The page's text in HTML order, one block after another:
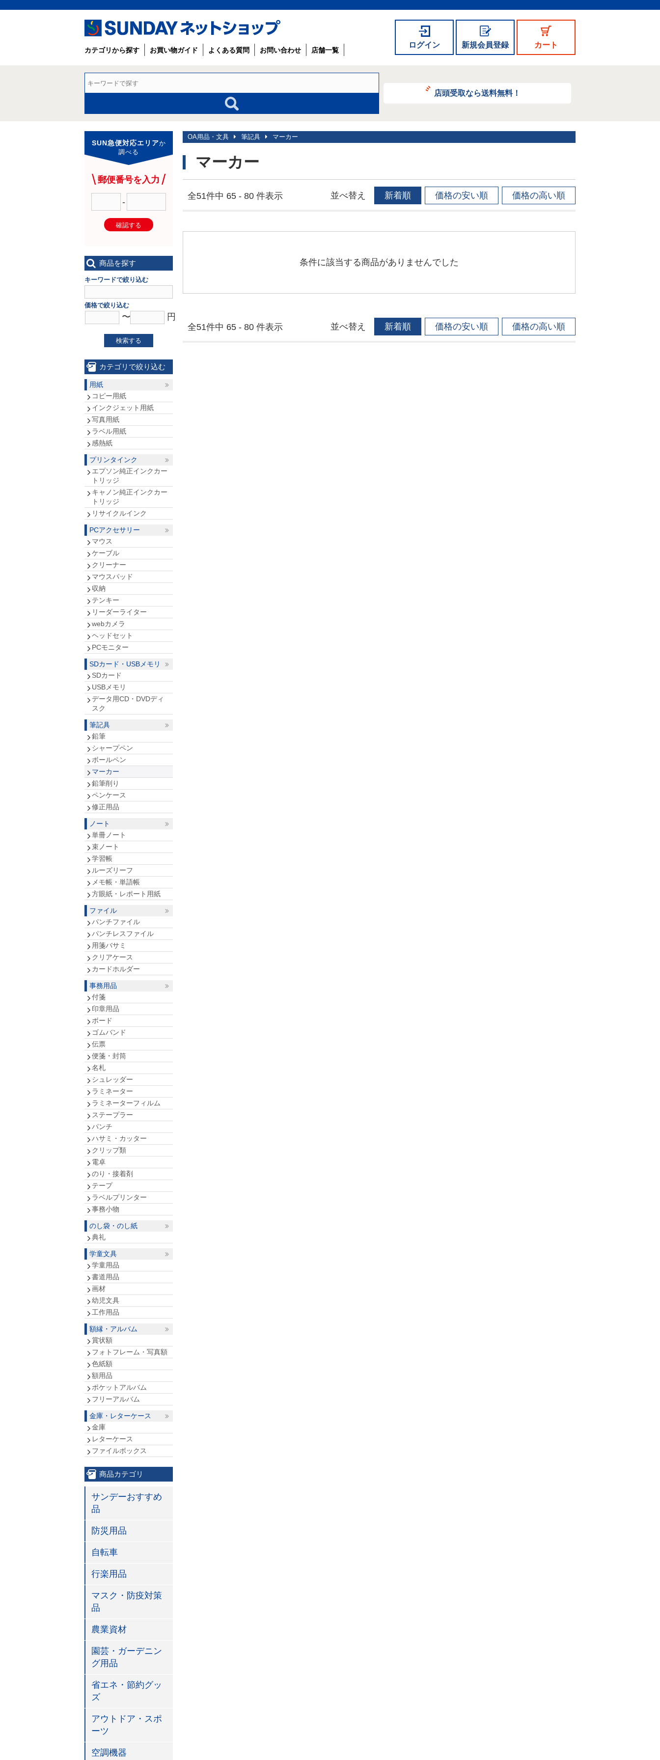
ログイン 新規会員登録 カート
カテゴリから探す お買い物ガイド よくある質問 お問い合わせ 店舗一覧
店頭受取なら送料無料！
OA用品・文具 筆記具 マーカー
マーカー
全51件中 65 - 80 件表示 並べ替え 新着順 価格の安い順 価格の高い順
条件に該当する商品がありませんでした
全51件中 65 - 80 件表示 並べ替え 新着順 価格の安い順 価格の高い順
SUN急便対応エリアか
調べる
郵便番号を入力
-
確認する
商品を探す
キーワードで絞り込む
価格で絞り込む
〜 円
検索する
カテゴリで絞り込む
用紙
コピー用紙
インクジェット用紙
写真用紙
ラベル用紙
感熱紙
プリンタインク
エプソン純正インクカー
トリッジ
キャノン純正インクカー
トリッジ
リサイクルインク
PCアクセサリー
マウス
ケーブル
クリーナー
マウスパッド
収納
テンキー
リーダーライター
webカメラ
ヘッドセット
PCモニター
SDカード・USBメモリ
SDカード
USBメモリ
データ用CD・DVDディ
スク
筆記具
鉛筆
シャープペン
ボールペン
マーカー
鉛筆削り
ペンケース
修正用品
ノート
単冊ノート
束ノート
学習帳
ルーズリーフ
メモ帳・単語帳
方眼紙・レポート用紙
ファイル
パンチファイル
パンチレスファイル
用箋バサミ
クリアケース
カードホルダー
事務用品
付箋
印章用品
ボード
ゴムバンド
伝票
便箋・封筒
名札
シュレッダー
ラミネーター
ラミネーターフィルム
ステープラー
パンチ
ハサミ・カッター
クリップ類
電卓
のり・接着剤
テープ
ラベルプリンター
事務小物
のし袋・のし紙
典礼
学童文具
学童用品
書道用品
画材
幼児文具
工作用品
額縁・アルバム
賞状額
フォトフレーム・写真額
色紙額
額用品
ポケットアルバム
フリーアルバム
金庫・レターケース
金庫
レターケース
ファイルボックス
商品カテゴリ
サンデーおすすめ
品
防災用品
自転車
行楽用品
マスク・防疫対策
品
農業資材
園芸・ガーデニン
グ用品
省エネ・節約グッ
ズ
アウトドア・スポ
ーツ
空調機器